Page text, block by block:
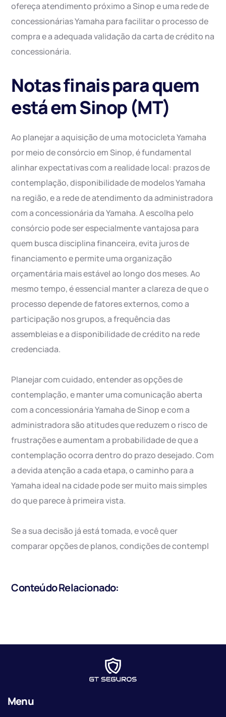
ofereça atendimento próximo a Sinop e uma rede de
concessionárias Yamaha para facilitar o processo de
compra e a adequada validação da carta de crédito na
concessionária.
Notas finais para quem
está em Sinop (MT)
Ao planejar a aquisição de uma motocicleta Yamaha
por meio de consórcio em Sinop, é fundamental
alinhar expectativas com a realidade local: prazos de
contemplação, disponibilidade de modelos Yamaha
na região, e a rede de atendimento da administradora
com a concessionária da Yamaha. A escolha pelo
consórcio pode ser especialmente vantajosa para
quem busca disciplina financeira, evita juros de
financiamento e permite uma organização
orçamentária mais estável ao longo dos meses. Ao
mesmo tempo, é essencial manter a clareza de que o
processo depende de fatores externos, como a
participação nos grupos, a frequência das
assembleias e a disponibilidade de crédito na rede
credenciada.
Planejar com cuidado, entender as opções de
contemplação, e manter uma comunicação aberta
com a concessionária Yamaha de Sinop e com a
administradora são atitudes que reduzem o risco de
frustrações e aumentam a probabilidade de que a
contemplação ocorra dentro do prazo desejado. Com
a devida atenção a cada etapa, o caminho para a
Yamaha ideal na cidade pode ser muito mais simples
do que parece à primeira vista.
Se a sua decisão já está tomada, e você quer
comparar opções de planos, condições de contempl
Conteúdo Relacionado:
Menu